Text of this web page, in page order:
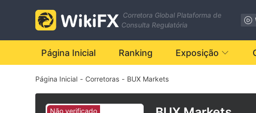
Corretora Global Plataforma de
Consulta Regulatória
Página Inicial Ranking Exposição
Página Inicial - Corretoras - BUX Markets
Não verificado
0
1
2
3
4
5